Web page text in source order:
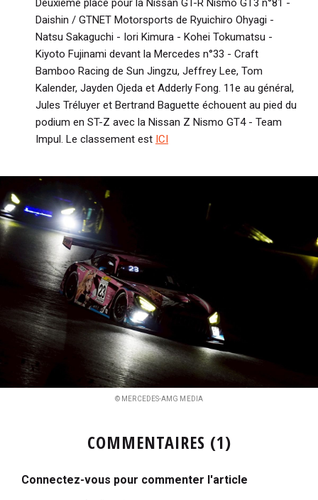
Deuxième place pour la Nissan GT-R Nismo GT3 n°81 -
Daishin / GTNET Motorsports de Ryuichiro Ohyagi -
Natsu Sakaguchi - Iori Kimura - Kohei Tokumatsu -
Kiyoto Fujinami devant la Mercedes n°33 - Craft
Bamboo Racing de Sun Jingzu, Jeffrey Lee, Tom
Kalender, Jayden Ojeda et Adderly Fong. 11e au général,
Jules Tréluyer et Bertrand Baguette échouent au pied du
podium en ST-Z avec la Nissan Z Nismo GT4 - Team
Impul. Le classement est ICI
© MERCEDES-AMG MEDIA
COMMENTAIRES (1)
Connectez-vous pour commenter l'article